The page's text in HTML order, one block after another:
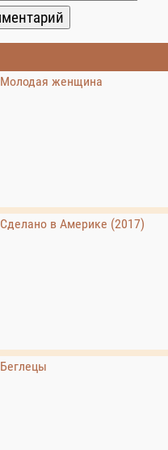
Молодая женщина
Сделано в Америке (2017)
Беглецы